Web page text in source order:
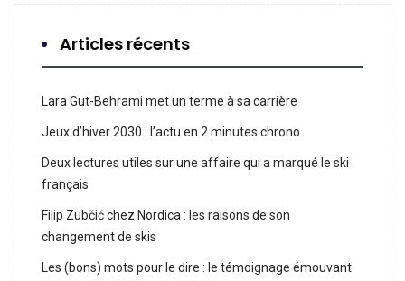
Articles récents
Lara Gut-Behrami met un terme à sa carrière
Jeux d’hiver 2030 : l’actu en 2 minutes chrono
Deux lectures utiles sur une affaire qui a marqué le ski
français
Filip Zubčić chez Nordica : les raisons de son
changement de skis
Les (bons) mots pour le dire : le témoignage émouvant